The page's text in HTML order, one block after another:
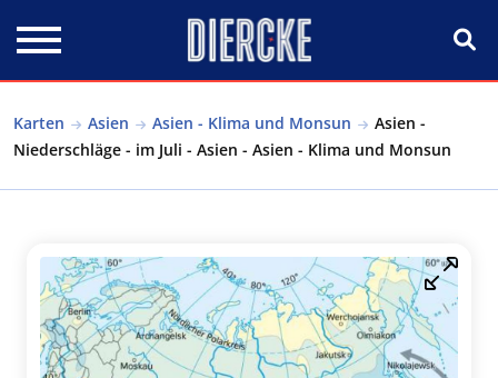
Karten Asien Asien - Klima und Monsun
Asien -
Niederschläge - im Juli - Asien - Asien - Klima und Monsun